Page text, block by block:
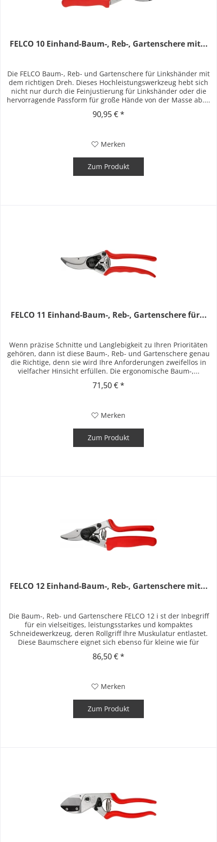
FELCO 10 Einhand-Baum-, Reb-, Gartenschere mit...
Die FELCO Baum-, Reb- und Gartenschere für Linkshänder mit
dem richtigen Dreh. Dieses Hochleistungswerkzeug hebt sich
nicht nur durch die Feinjustierung für Linkshänder oder die
hervorragende Passform für große Hände von der Masse ab....
90,95 € *
Merken
Zum Produkt
FELCO 11 Einhand-Baum-, Reb-, Gartenschere für...
Wenn präzise Schnitte und Langlebigkeit zu Ihren Prioritäten
gehören, dann ist diese Baum-, Reb- und Gartenschere genau
die Richtige, denn sie wird Ihre Anforderungen zweifellos in
vielfacher Hinsicht erfüllen. Die ergonomische Baum-,...
71,50 € *
Merken
Zum Produkt
FELCO 12 Einhand-Baum-, Reb-, Gartenschere mit...
Die Baum-, Reb- und Gartenschere FELCO 12 i st der Inbegriff
für ein vielseitiges, leistungsstarkes und kompaktes
Schneidewerkzeug, deren Rollgriff Ihre Muskulatur entlastet.
Diese Baumschere eignet sich ebenso für kleine wie für
86,50 € *
Merken
Zum Produkt